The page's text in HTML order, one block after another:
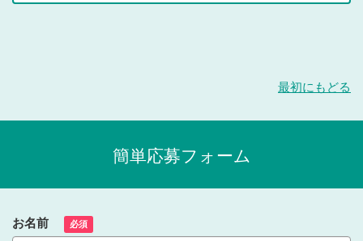
最初にもどる
簡単応募フォーム
お名前 必須